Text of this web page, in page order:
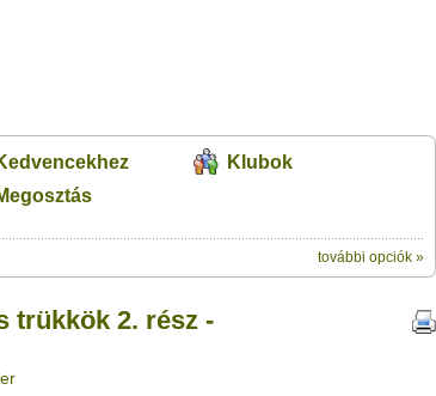
Klubok
további opciók »
,vagy ezt a felületet:
trükkök 2. rész -